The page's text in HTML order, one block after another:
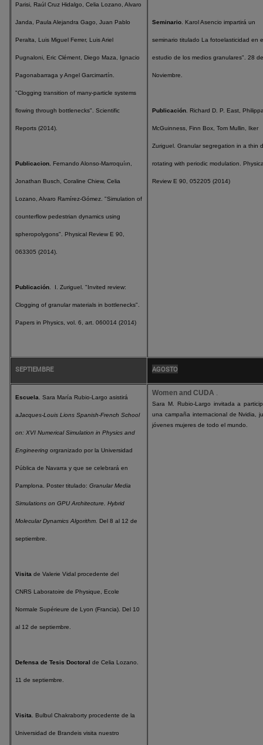
Parisi, Raúl Cruz Hidalgo, Celia Lozano, Alvaro
Janda, Paula Alejandra Gago, Juan Pablo
Peralta, Luis Miguel Ferrer, Luis Ariel
Pugnaloni, Eric Clément, Diego Maza, Ignacio
Pagonabarraga y Angel Garcimartín.
"Clogging transition of many-particle systems
flowing through bottlenecks". Scientific
Reports (2014).
Publicacion. Fernando Alonso-Marroquíın,
Jonathan Busch, Coraline Chiew, Celia
Lozano, Alvaro Ramírez-Gómez. "Simulation of
counterflow pedestrian dynamics using
spheropolygons". Physical Review E 90,
063305 (2014).
Publicación . I. Zuriguel. "Invited review:
Clogging of granular materials in bottlenecks".
Papers in Physics, vol. 6, art. 060014 (2014)
Seminario . Karol Asencio impartirá un
seminario titulado La fotoelasticidad en
estudio de los medios granulares". 28 de
Noviembre.
Publicación . Richard D. P. East,
McGuinness, Finn Box, Tom Mullin, Iker
Zuriguel. Granular segregation in a thin
rotating with periodic modulation.
Review E 90, 052205 (2014)
SEPTIEMBRE AGOSTO
Escuela . Sara María Rubio-Largo asistirá
aJacques-Louis Lions Spanish-French School
on: XVI Numerical Simulation in Physics and
Engineering orgranizado por la Universidad
Pública de Navarra y que se celebrará en
Pamplona. Poster titulado: Granular Media
Simulations on GPU Architecture. Hybrid
Molecular Dynamics Algorithm. Del 8 al 12 de
septiembre.
Visita de Valerie Vidal procedente del
CNRS Laboratoire de Physique, Ecole
Normale Supérieure de Lyon (Francia). Del 10
al 12 de septiembre.
Defensa de Tesis Doctoral de Celia Lozano.
11 de septiembre.
Visita . Bulbul Chakraborty procedente de la
Universidad de Brandeis visita nuestro
Women and CUDA .
Sara M. Rubio-Largo invitada a
una campaña internacional de Nvidia,
jóvenes mujeres de todo el mundo.